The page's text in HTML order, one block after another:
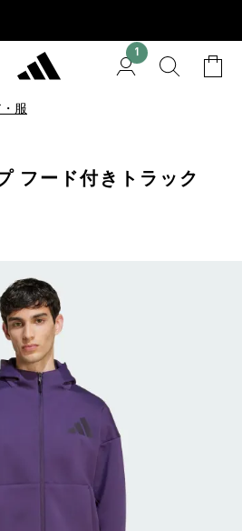
1
服
フード付きトラック